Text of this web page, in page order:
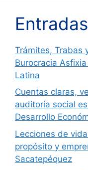
Trámites, Trabas
Burocracia
Latina
Cuentas claras,
auditoría social
Desarrollo
Lecciones de
propósito y
Sacatepéquez